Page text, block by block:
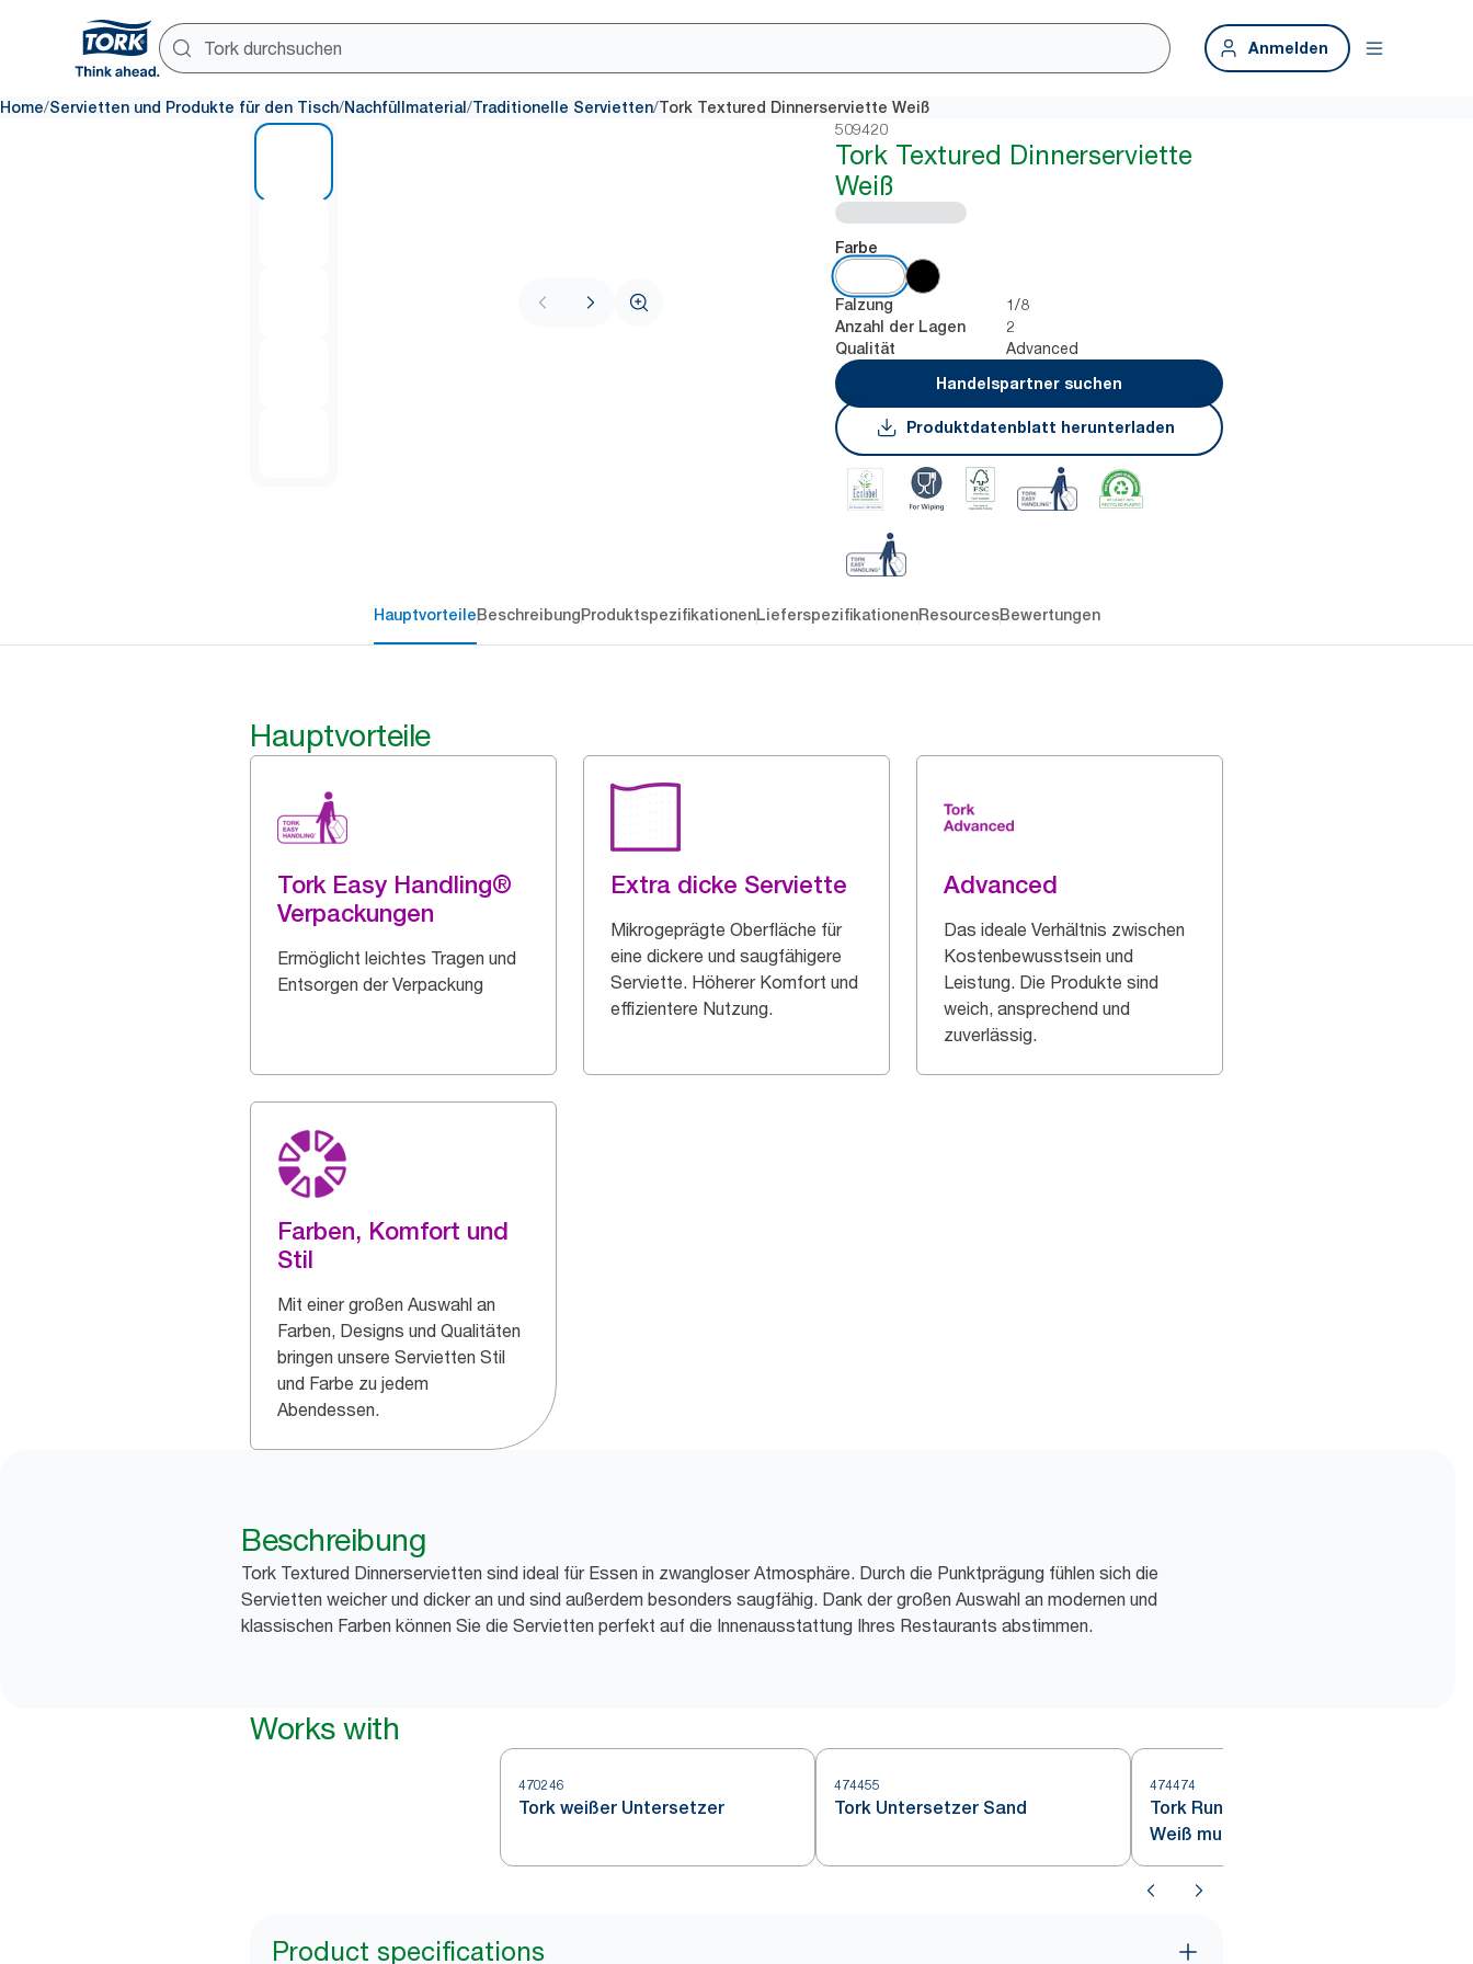
Anmelden
Home/Servietten und Produkte für den Tisch/Nachfüllmaterial/Traditionelle Servietten/Tork Textured Dinnerserviette Weiß
509420
Tork Textured Dinnerserviette
Weiß
Farbe
Falzung 1/8
Anzahl der Lagen 2
Qualität
Advanced
Handelspartner suchen
Produktdatenblatt herunterladen
HauptvorteileBeschreibungProduktspezifikationenLieferspezifikationenResourcesBewertungen
Hauptvorteile
Tork Easy Handling®
Verpackungen
Ermöglicht leichtes Tragen und
Entsorgen der Verpackung
Extra dicke Serviette
Mikrogeprägte Oberfläche für
eine dickere und saugfähigere
Serviette. Höherer Komfort und
effizientere Nutzung.
Advanced
Das ideale Verhältnis zwischen
Kostenbewusstsein und
Leistung. Die Produkte sind
weich, ansprechend und
zuverlässig.
Farben, Komfort und
Stil
Mit einer großen Auswahl an
Farben, Designs und Qualitäten
bringen unsere Servietten Stil
und Farbe zu jedem
Abendessen.
Beschreibung
Tork Textured Dinnerservietten sind ideal für Essen in zwangloser Atmosphäre. Durch die Punktprägung fühlen sich die
Servietten weicher und dicker an und sind außerdem besonders saugfähig. Dank der großen Auswahl an modernen und
klassischen Farben können Sie die Servietten perfekt auf die Innenausstattung Ihres Restaurants abstimmen.
Works with
470246
Tork weißer Untersetzer
474455
Tork Untersetzer Sand
474474
Tork Runde Papieruntersetzer
Weiß muschelgewellt
Product specifications